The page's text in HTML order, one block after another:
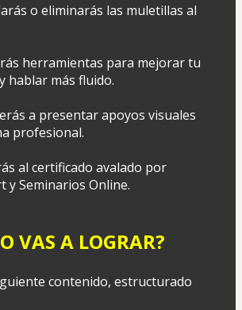
o eliminarás las muletillas al
herramientas para mejorar tu
hablar más fluido.
a presentar apoyos visuales
profesional.
al certificado avalado por
y Seminarios Online.
VAS A LOGRAR?
contenido, estructurado